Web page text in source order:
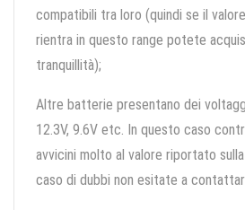
compatibili tra loro (quindi se il
rientra in questo range potete
tranquillità);
Altre batterie presentano dei
12.3V, 9.6V etc. In questo caso
avvicini molto al valore riportato
caso di dubbi non esitate a